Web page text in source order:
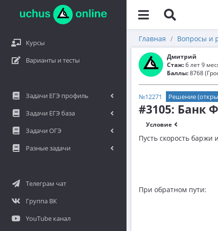
Курсы
Варианты и тесты
Задачи ЕГЭ профиль
Задачи ЕГЭ база
Задачи ОГЭ
Разные задачи
Телеграм чат
Группа ВК
YouTube канал
Главная Вопросы и
Дмитрий
Стаж:6 лет 9
Баллы:8768
№12271 Решение
#3105: Банк
Условие
Пусть скорость баржи
При обратном пути: